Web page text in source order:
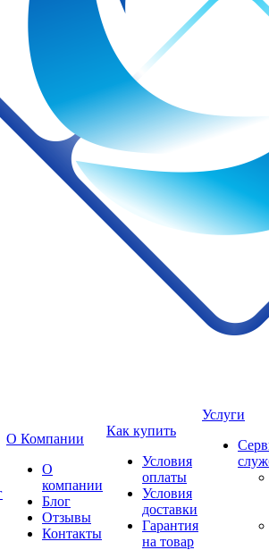
О Компании
О
компании
Блог
Отзывы
Контакты
Как купить
Условия
оплаты
Условия
доставки
Гарантия
на товар
Услуги